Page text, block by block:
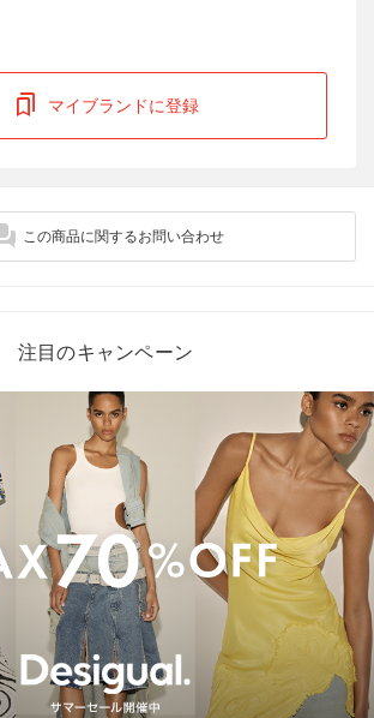
マイブランドに登録
この商品に関するお問い合わせ
注目のキャンペーン